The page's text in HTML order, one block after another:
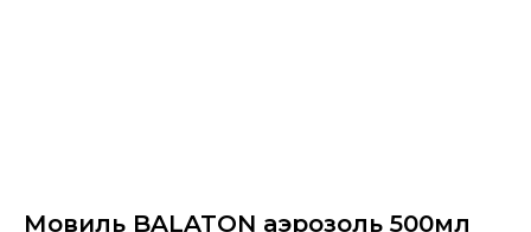
Мовиль BALATON аэрозоль 500мл